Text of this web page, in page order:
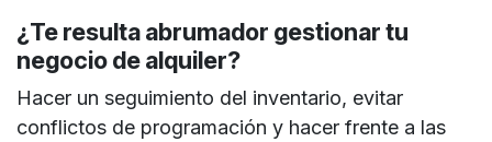
¿Te resulta abrumador gestionar tu
negocio de alquiler?
Hacer un seguimiento del inventario, evitar
conflictos de programación y hacer frente a las